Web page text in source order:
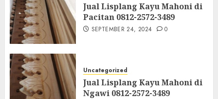
Jual Lisplang Kayu Mahoni di
Pacitan 0812-2572-3489
SEPTEMBER 24, 2024 0
Uncategorized
Jual Lisplang Kayu Mahoni di
Ngawi 0812-2572-3489